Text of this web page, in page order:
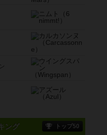
ング トップ50